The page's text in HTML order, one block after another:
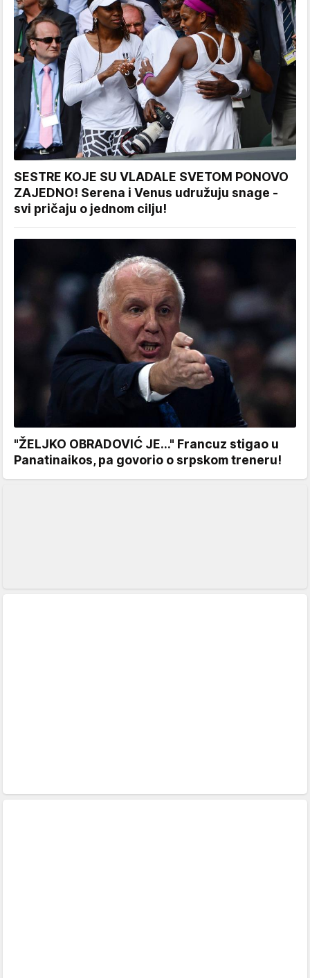
SESTRE KOJE SU VLADALE SVETOM PONOVO
ZAJEDNO! Serena i Venus udružuju snage -
svi pričaju o jednom cilju!
"ŽELJKO OBRADOVIĆ JE..." Francuz stigao u
Panatinaikos, pa govorio o srpskom treneru!